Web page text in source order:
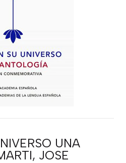
UNA
JOSE